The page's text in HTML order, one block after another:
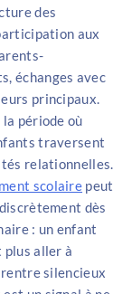
des
aux
échanges avec
principaux.
la période où
traversent
relationnelles.
scolaire peut
dès
: un enfant
plus aller à
rentre silencieux